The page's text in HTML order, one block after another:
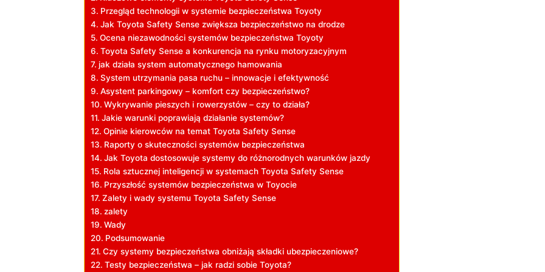
Przegląd technologii w systemie bezpieczeństwa Toyoty
Jak Toyota Safety Sense zwiększa bezpieczeństwo na drodze
Ocena niezawodności systemów bezpieczeństwa Toyoty
Toyota Safety Sense a konkurencja na rynku motoryzacyjnym
jak działa system automatycznego hamowania
System utrzymania pasa ruchu – innowacje i efektywność
Asystent parkingowy – komfort czy bezpieczeństwo?
Wykrywanie pieszych i rowerzystów – czy to działa?
Jakie warunki poprawiają działanie systemów?
Opinie kierowców na temat Toyota Safety Sense
Raporty o skuteczności systemów bezpieczeństwa
Jak Toyota dostosowuje systemy do różnorodnych warunków jazdy
Rola sztucznej inteligencji w systemach Toyota Safety Sense
Przyszłość systemów bezpieczeństwa w Toyocie
Zalety i wady systemu Toyota Safety Sense
zalety
Wady
Podsumowanie
Czy systemy bezpieczeństwa obniżają składki ubezpieczeniowe?
Testy bezpieczeństwa – jak radzi sobie Toyota?